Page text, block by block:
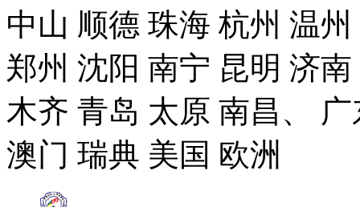
中山 顺德 珠海 杭州 温
郑州 沈阳 南宁 昆明 济
木齐 青岛 太原 南昌、
澳门 瑞典 美国 欧洲